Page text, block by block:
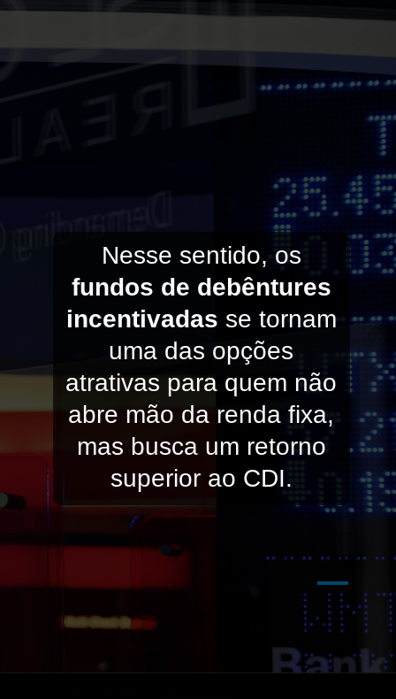
Nesse sentido, os
fundos de debêntures
incentivadas se tornam
uma das opções
atrativas para quem não
abre mão da renda fixa,
mas busca um retorno
superior ao CDI.